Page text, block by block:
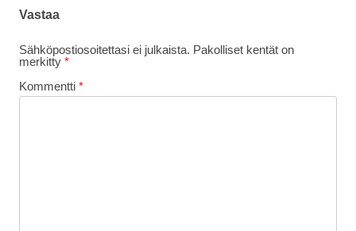
Vastaa
Sähköpostiosoitettasi ei julkaista. Pakolliset kentät on
merkitty *
Kommentti *